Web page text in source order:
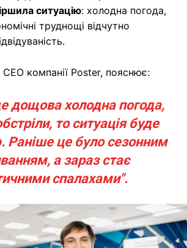
ситуацію: холодна погода,
труднощі відчутно
компанії Poster, пояснює:
дощова холодна погода,
то ситуація буде
Раніше це було сезонним
а зараз стає
спалахами".